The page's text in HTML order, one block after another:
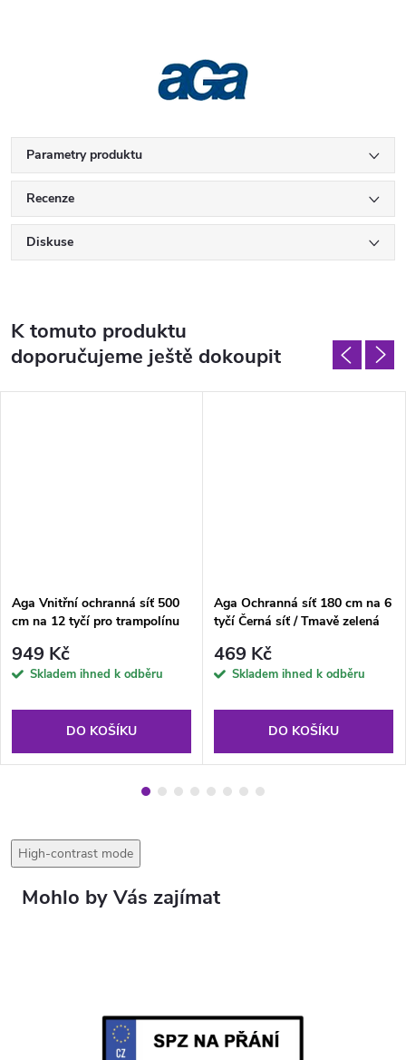
Parametry produktu
Recenze
Diskuse
K tomuto produktu
doporučujeme ještě dokoupit
Aga Vnitřní ochranná síť 500
cm na 12 tyčí pro trampolínu
949 Kč
Skladem ihned k odběru
DO KOŠÍKU
Aga Ochranná síť 180 cm na 6
tyčí Černá síť / Tmavě zelená
469 Kč
Skladem ihned k odběru
DO KOŠÍKU
High-contrast mode